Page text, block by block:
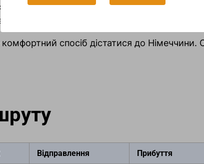
можна забронювати місця телефоном.
багажні правила.
спосіб дістатися до Німеччини.
Вiдправлення Прибуття